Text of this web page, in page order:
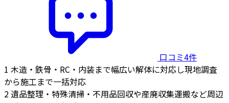
口コミ4件
1 木造・鉄骨・RC・内装まで幅広い解体に対応し現地調査
から施工まで一括対応
2遺品整理・特殊清掃・不用品回収や産廃収集運搬など周辺